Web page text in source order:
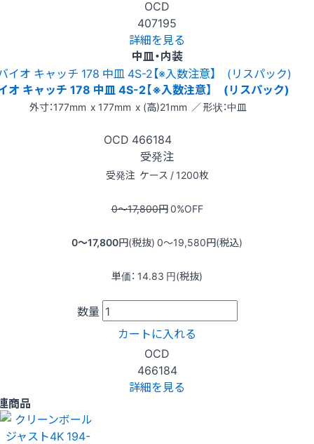
OCD
407195
詳細を見る
中皿・内装
オ キャッチ 178 中皿 4S-2【※入数注意】 (リスパック)
外寸：177mm x 177mm x (高)21mm ／ 形状：中皿
OCD 466184
受発注
受発注 ケース / 1200枚
0〜17,800円0%OFF
0〜17,800円(税抜) 0〜19,580円(税込)
単価： 14.83 円(税抜)
数量
カートに入れる
OCD
466184
詳細を見る
商品